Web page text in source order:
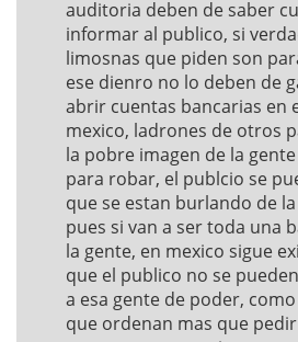
auditoria deben de saber
informar al publico, si
limosnas que piden son
ese dienro no lo deben de
abrir cuentas bancarias en
mexico, ladrones de otros
la pobre imagen de la
para robar, el publcio se
que se estan burlando de
pues si van a ser toda una
la gente, en mexico sigue
que el publico no se
a esa gente de poder,
que ordenan mas que